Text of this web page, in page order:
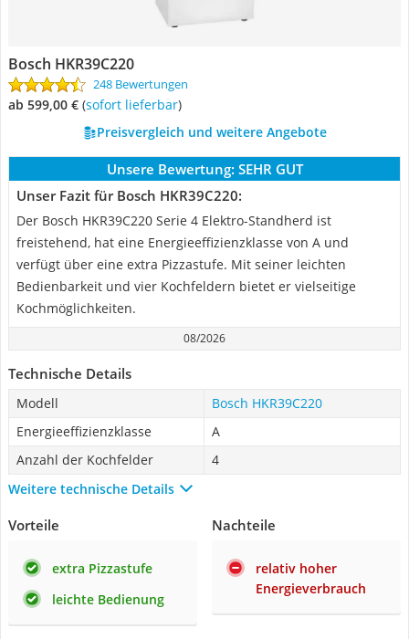
Bosch HKR39C220
248 Bewertungen
ab 599,00 € ( Sofort lieferbar)
Preisvergleich und weitere Angebote
Unsere Bewertung: SEHR GUT
Unser Fazit für Bosch HKR39C220:
Der Bosch HKR39C220 Serie 4 Elektro-Standherd ist
freistehend, hat eine Energieeffizienzklasse von A und
verfügt über eine extra Pizzastufe. Mit seiner leichten
Bedienbarkeit und vier Kochfeldern bietet er vielseitige
Kochmöglichkeiten.
08/2026
Technische Details
Modell
Bosch HKR39C220
Energieeffizienzklasse
A
Anzahl der Kochfelder
4
Weitere technische Details
Vorteile
extra Pizzastufe
leichte Bedienung
Nachteile
relativ hoher
Energieverbrauch